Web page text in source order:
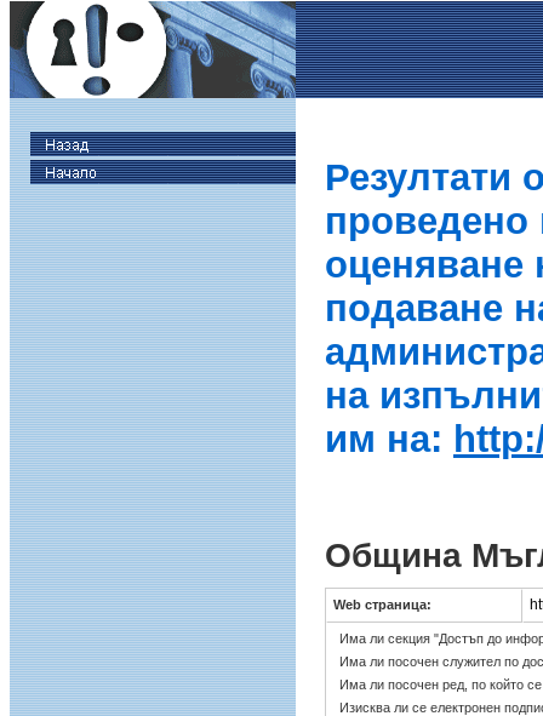
Резултати
проведено
оценяване
подаване
на
им на:
Община
Web страница:
Има ли секция "Достъп до
Има ли посочен служител по
Има ли посочен ред, по който
Изисква ли се електронен